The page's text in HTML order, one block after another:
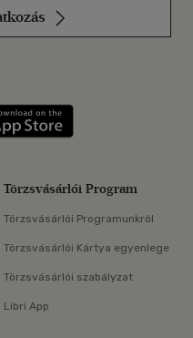
Szerezd meg: Google
Törzsvásárlói Program
Törzsvásárlói Programunkról
Törzsvásárlói Kártya egyenlege
Törzsvásárlói szabályzat
Libri App